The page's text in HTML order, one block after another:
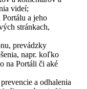
videí;
Portálu a jeho
stránkach,
prevádzky
napr. koľko
na Portáli či aké
a odhalenia